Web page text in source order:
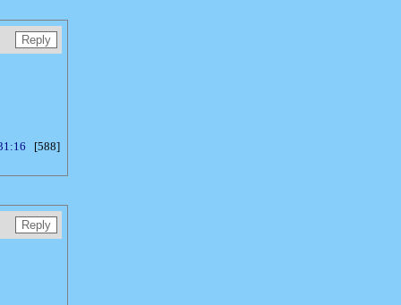
[588]